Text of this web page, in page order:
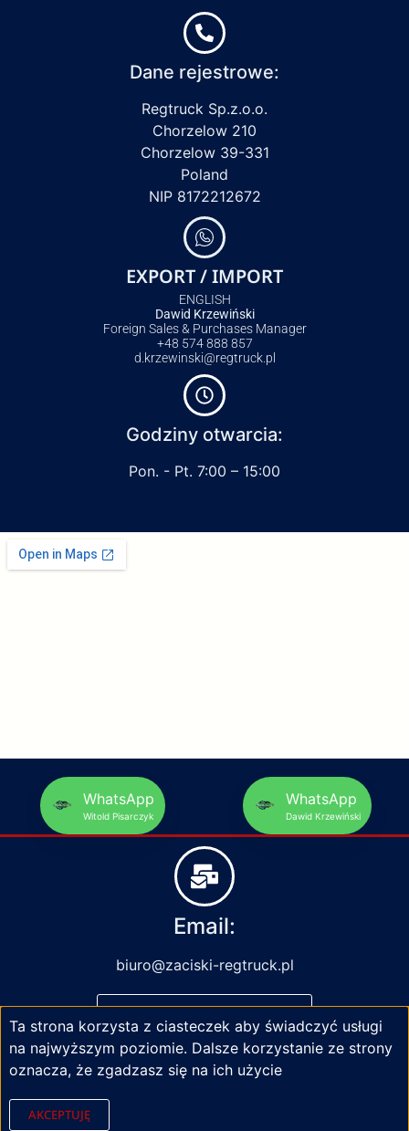
Dane rejestrowe:
Regtruck Sp.z.o.o.
Chorzelow 210
Chorzelow 39-331
Poland
NIP 8172212672
EXPORT / IMPORT
ENGLISH
Dawid Krzewiński
Foreign Sales & Purchases Manager
+48 574 888 857
d.krzewinski@regtruck.pl
Godziny otwarcia:
Pon. - Pt. 7:00 – 15:00
WhatsApp
Witold Pisarczyk
WhatsApp
Dawid Krzewiński
Email:
biuro@zaciski-regtruck.pl
NAPISZ DO NAS
Ta strona korzysta z ciasteczek aby świadczyć usługi
na najwyższym poziomie. Dalsze korzystanie ze strony
oznacza, że zgadzasz się na ich użycie
AKCEPTUJĘ